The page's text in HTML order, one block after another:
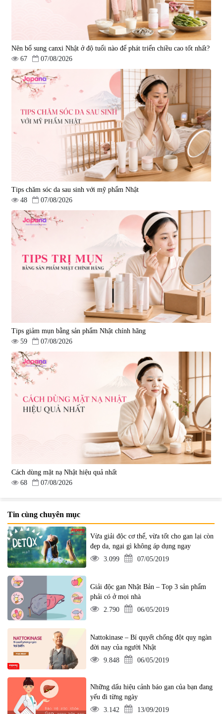
Nên bổ sung canxi Nhật ở độ tuổi nào để phát triển chiều cao tốt nhất?
67
07/08/2026
Tips chăm sóc da sau sinh với mỹ phẩm Nhật
48
07/08/2026
Tips giảm mụn bằng sản phẩm Nhật chính hãng
59
07/08/2026
Cách dùng mặt nạ Nhật hiệu quả nhất
68
07/08/2026
Tin cùng chuyên mục
Vừa giải độc cơ thể, vừa tốt cho gan lại còn
đẹp da, ngại gì không áp dụng ngay
3.099
07/05/2019
Giải độc gan Nhật Bản – Top 3 sản phẩm
phải có ở mọi nhà
2.790
06/05/2019
Nattokinase – Bí quyết chống đột quỵ ngàn
đời nay của người Nhật
9.848
06/05/2019
Những dấu hiệu cảnh báo gan của bạn đang
yếu đi từng ngày
3.142
13/09/2019